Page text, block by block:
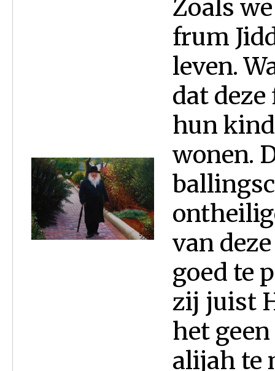
Zoals
frum
leven.
dat
hun
wonen.
van
goed te
zij juist
het
alijah te